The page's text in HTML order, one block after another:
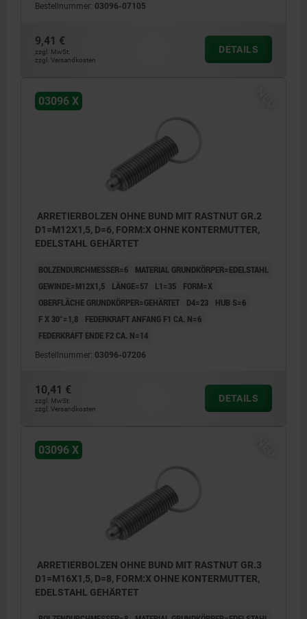
Bestellnummer: 03096-07105
9,41 €
zzgl. MwSt.
zzgl. Versandkosten
DETAILS
03096 X
ARRETIERBOLZEN OHNE BUND MIT RASTNUT GR.2
D1=M12X1,5, D=6, FORM:X OHNE KONTERMUTTER,
EDELSTAHL GEHÄRTET
BOLZENDURCHMESSER=6
MATERIAL GRUNDKÖRPER=EDELSTAHL
GEWINDE=M12X1,5
LÄNGE=57 L1=35
FORM=X
OBERFLÄCHE GRUNDKÖRPER=GEHÄRTET
D4=23
HUB S=6
F X 30°=1,8
FEDERKRAFT ANFANG F1 CA. N=6
FEDERKRAFT ENDE F2 CA. N=14
Bestellnummer: 03096-07206
10,41 €
zzgl. MwSt.
zzgl. Versandkosten
DETAILS
03096 X
ARRETIERBOLZEN OHNE BUND MIT RASTNUT GR.3
D1=M16X1,5, D=8, FORM:X OHNE KONTERMUTTER,
EDELSTAHL GEHÄRTET